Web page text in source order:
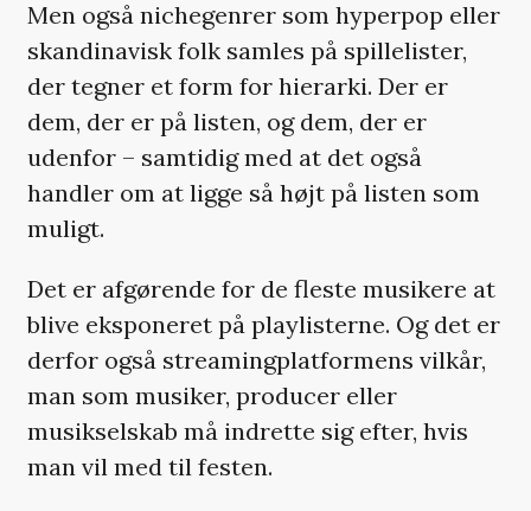
Men også nichegenrer som hyperpop eller
skandinavisk folk samles på spillelister,
der tegner et form for hierarki. Der er
dem, der er på listen, og dem, der er
udenfor – samtidig med at det også
handler om at ligge så højt på listen som
muligt.
Det er afgørende for de fleste musikere at
blive eksponeret på playlisterne. Og det er
derfor også streamingplatformens vilkår,
man som musiker, producer eller
musikselskab må indrette sig efter, hvis
man vil med til festen.